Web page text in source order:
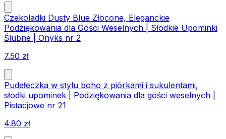
Czekoladki Dusty Blue Złocone, Eleganckie
Podziękowania dla Gości Weselnych | Słodkie Upominki
Ślubne | Onyks nr 2
7.50 zł
Pudełeczka w stylu boho z piórkami i sukulentami,
słodki upominek | Podziękowania dla gości weselnych |
Pistacjowe nr 21
4.80 zł